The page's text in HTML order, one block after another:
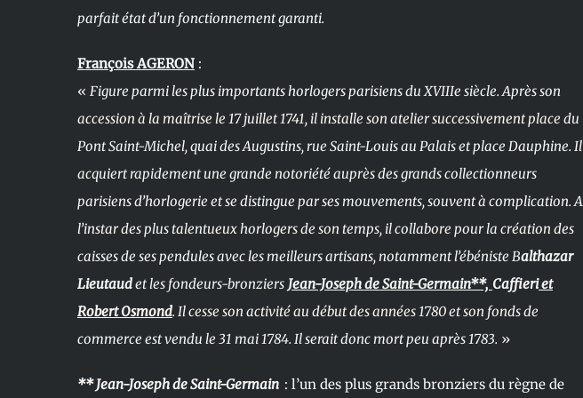
parfait état d’un fonctionnement garanti.
François AGERON :
« Figure parmi les plus importants horlogers parisiens du XVIIIe siècle. Après son
accession à la maîtrise le 17 juillet 1741, il installe son atelier successivement place du
Pont Saint-Michel, quai des Augustins, rue Saint-Louis au Palais et place Dauphine. Il
acquiert rapidement une grande notoriété auprès des grands collectionneurs
parisiens d’horlogerie et se distingue par ses mouvements, souvent à complication. A
l’instar des plus talentueux horlogers de son temps, il collabore pour la création des
caisses de ses pendules avec les meilleurs artisans, notamment l’ébéniste Balthazar
Lieutaudet les fondeurs-bronziers Jean-Joseph de Saint-Germain**, Caffieriet
Robert Osmond. Il cesse son activité au début des années 1780 et son fonds de
commerce est vendu le 31 mai 1784. Il serait donc mort peu après 1783. »
** Jean-Joseph de Saint-Germain : l’un des plus grands bronziers du règne de